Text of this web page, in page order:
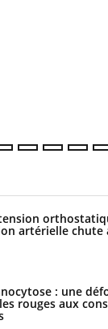
artérielle chute
: une
rouges aux